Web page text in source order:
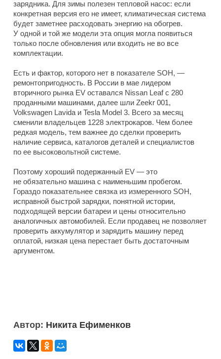
зарядника. Для зимы полезен тепловой насос: если
конкретная версия его не имеет, климатическая система
будет заметнее расходовать энергию на обогрев.
У одной и той же модели эта опция могла появиться
только после обновления или входить не во все
комплектации.
Есть и фактор, которого нет в показателе SOH, —
ремонтопригодность. В России в мае лидером
вторичного рынка EV оставался Nissan Leaf с 280
проданными машинами, далее шли Zeekr 001,
Volkswagen Lavida и Tesla Model 3. Всего за месяц
сменили владельцев 1228 электрокаров. Чем более
редкая модель, тем важнее до сделки проверить
наличие сервиса, каталогов деталей и специалистов
по ее высоковольтной системе.
Поэтому хороший подержанный EV — это
не обязательно машина с наименьшим пробегом.
Гораздо показательнее связка из измеренного SOH,
исправной быстрой зарядки, понятной истории,
подходящей версии батареи и цены относительно
аналогичных автомобилей. Если продавец не позволяет
проверить аккумулятор и зарядить машину перед
оплатой, низкая цена перестает быть достаточным
аргументом.
Автор: Никита Ефименков